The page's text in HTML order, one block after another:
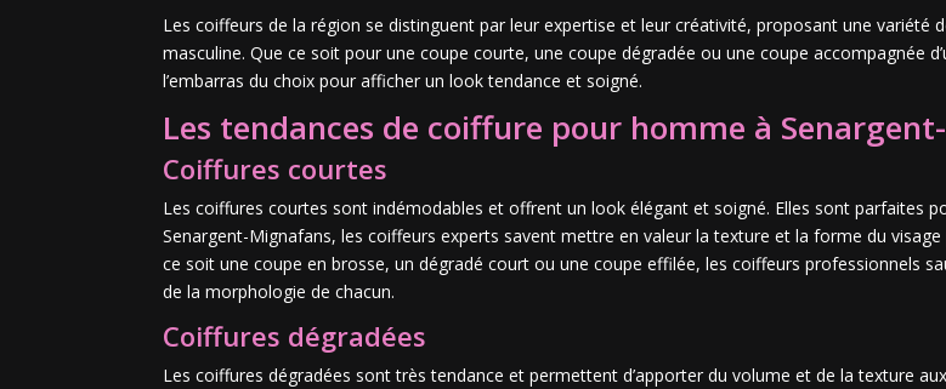
Les coiffeurs de la région se distinguent par leur expertise et leur créativité, proposant une variété
masculine. Que ce soit pour une coupe courte, une coupe dégradée ou une coupe accompagnée
l’embarras du choix pour afficher un look tendance et soigné.
Les tendances de coiffure pour homme à
Coiffures courtes
Les coiffures courtes sont indémodables et offrent un look élégant et soigné. Elles sont parfaites
Senargent-Mignafans, les coiffeurs experts savent mettre en valeur la texture et la forme du
ce soit une coupe en brosse, un dégradé court ou une coupe effilée, les coiffeurs professionnels
de la morphologie de chacun.
Coiffures dégradées
Les coiffures dégradées sont très tendance et permettent d’apporter du volume et de la texture